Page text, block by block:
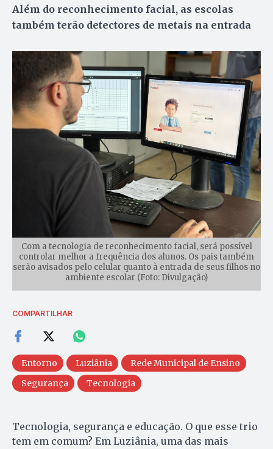
Além do reconhecimento facial, as escolas
também terão detectores de metais na entrada
Com a tecnologia de reconhecimento facial, será possível
controlar melhor a frequência dos alunos. Os pais também
serão avisados pelo celular quanto à entrada de seus filhos no
ambiente escolar (Foto: Divulgação)
COMPARTILHAR
Entorno Luziânia
Rede Municipal de Ensino
Segurança
Tecnologia
Tecnologia, segurança e educação. O que esse trio
tem em comum? Em Luziânia, uma das mais